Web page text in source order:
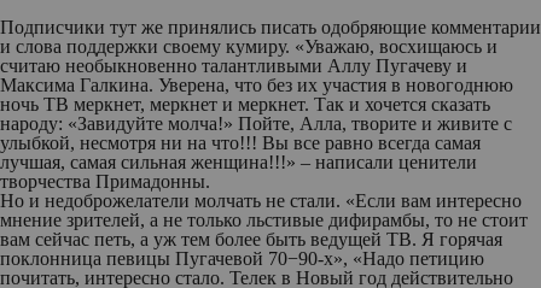
Подписчики тут же принялись писать одобряющие комментарии
и слова поддержки своему кумиру. «Уважаю, восхищаюсь и
считаю необыкновенно талантливыми Аллу Пугачеву и
Максима Галкина. Уверена, что без их участия в новогоднюю
ночь ТВ меркнет, меркнет и меркнет. Так и хочется сказать
народу: «Завидуйте молча!» Пойте, Алла, творите и живите с
улыбкой, несмотря ни на что!!! Вы все равно всегда самая
лучшая, самая сильная женщина!!!» – написали ценители
творчества Примадонны.
Но и недоброжелатели молчать не стали. «Если вам интересно
мнение зрителей, а не только льстивые дифирамбы, то не стоит
вам сейчас петь, а уж тем более быть ведущей ТВ. Я горячая
поклонница певицы Пугачевой 70−90-х», «Надо петицию
почитать, интересно стало. Телек в Новый год действительно